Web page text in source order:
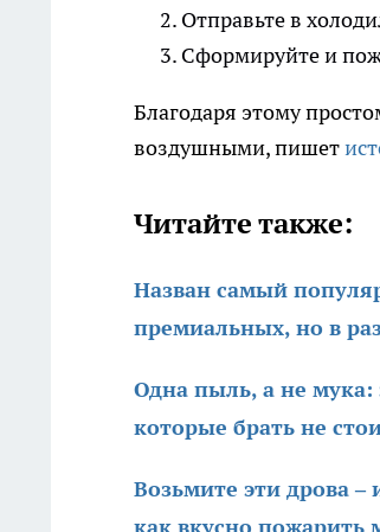
Отправьте в
Сформируйте и
Благодаря этому
воздушными, пишет
Читайте также:
Назван самый
премиальных, но в
Одна пыль, а не
которые брать не
Возьмите эти дрова